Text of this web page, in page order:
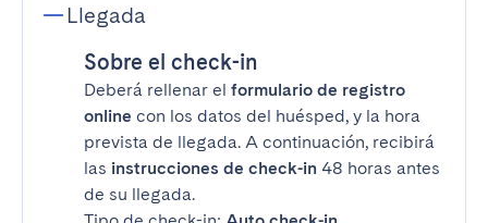
Llegada
Sobre el check-in
Deberá rellenar el formulario de registro
online con los datos del huésped, y la hora
prevista de llegada. A continuación, recibirá
las instrucciones de check-in 48 horas antes
de su llegada.